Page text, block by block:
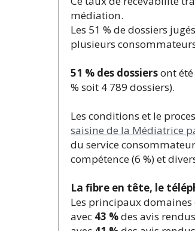
médiation.
Les 51 % de dossiers
plusieurs
51 % des dossiersont
% soit 4 789 dossiers).
Les conditions et le
saisine de la Médiatrice
du service
compétence (6 %) et
La fibre en tête, le
Les principaux domaines
avec 43 %des avis